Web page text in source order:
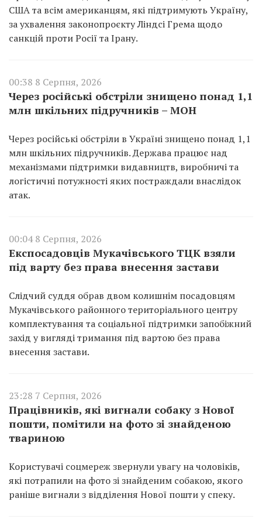
США та всім американцям, які підтримують Україну,
за ухвалення законопроєкту Ліндсі Грема щодо
санкцій проти Росії та Ірану.
00:38 8 Серпня, 2026
Через російські обстріли знищено понад 1,1
млн шкільних підручників – МОН
Через російські обстріли в Україні знищено понад 1,1
млн шкільних підручників. Держава працює над
механізмами підтримки видавництв, виробничі та
логістичні потужності яких постраждали внаслідок
атак.
00:04 8 Серпня, 2026
Експосадовців Мукачівського ТЦК взяли
під варту без права внесення застави
Слідчий суддя обрав двом колишнім посадовцям
Мукачівського районного територіального центру
комплектування та соціальної підтримки запобіжний
захід у вигляді тримання під вартою без права
внесення застави.
23:28 7 Серпня, 2026
Працівників, які вигнали собаку з Нової
пошти, помітили на фото зі знайденою
твариною
Користувачі соцмереж звернули увагу на чоловіків,
які потрапили на фото зі знайденим собакою, якого
раніше вигнали з відділення Нової пошти у спеку.